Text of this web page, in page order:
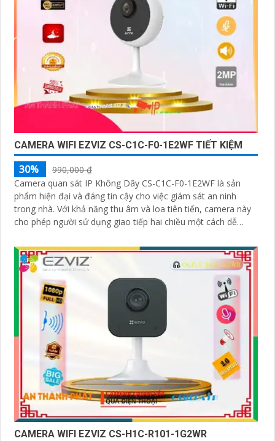
CAMERA WIFI EZVIZ CS-C1C-F0-1E2WF TIẾT KIỆM
30%
990,000 ₫
Camera quan sát IP Không Dây CS-C1C-F0-1E2WF là sản
phẩm hiện đại và đáng tin cậy cho việc giám sát an ninh
trong nhà. Với khả năng thu âm và loa tiên tiến, camera này
cho phép người sử dụng giao tiếp hai chiều một cách dễ
CAMERA WIFI EZVIZ CS-H1C-R101-1G2WR